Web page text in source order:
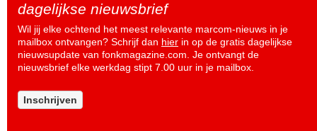
dagelijkse nieuwsbrief
Wil jij elke ochtend het meest relevante marcom-nieuws in je
mailbox ontvangen? Schrijf dan hier in op de gratis dagelijkse
nieuwsupdate van fonkmagazine.com. Je ontvangt de
nieuwsbrief elke werkdag stipt 7.00 uur in je mailbox.
Inschrijven